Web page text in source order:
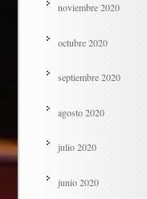
noviembre 2020
octubre 2020
septiembre 2020
agosto 2020
julio 2020
junio 2020